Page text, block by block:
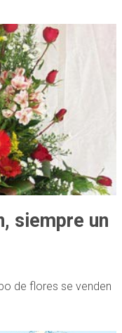
siempre un
de flores se venden